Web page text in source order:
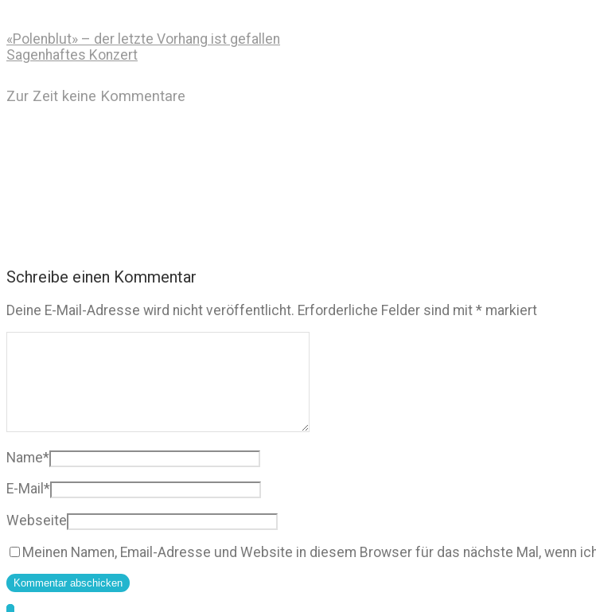
«Polenblut» – der letzte Vorhang ist gefallen
Sagenhaftes Konzert
Zur Zeit keine Kommentare
Schreibe einen Kommentar
Deine E-Mail-Adresse wird nicht veröffentlicht. Erforderliche Felder sind mit * markiert
Name*
E-Mail *
Webseite
Meinen Namen, Email-Adresse und Website in diesem Browser für das nächste Mal, wenn